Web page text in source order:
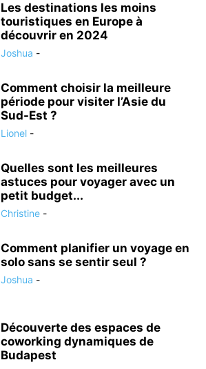
Les destinations les moins
touristiques en Europe à
découvrir en 2024
Joshua -
Comment choisir la meilleure
période pour visiter l’Asie du
Sud-Est ?
Lionel -
Quelles sont les meilleures
astuces pour voyager avec un
petit budget...
Christine -
Comment planifier un voyage en
solo sans se sentir seul ?
Joshua -
Découverte des espaces de
coworking dynamiques de
Budapest